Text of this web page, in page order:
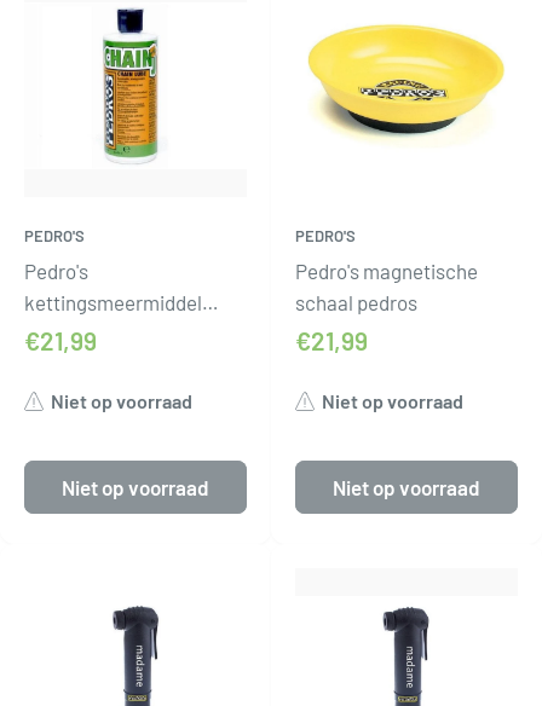
PEDRO'S
Pedro's
kettingsmeermiddel
pedros chainj 350ml
€21,99
Niet op voorraad
Niet op voorraad
PEDRO'S
Pedro's magnetische
schaal pedros
€21,99
Niet op voorraad
Niet op voorraad